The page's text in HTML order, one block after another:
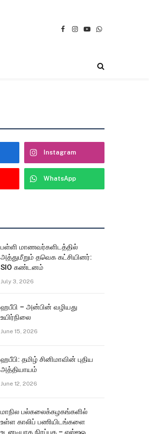
Facebook
Instagram
YouTubeWhatsApp
Instagram
WhatsApp
பள்ளி மாணவர்களிடத்தில்
அத்துமீறும் தவெக கட்சியினர்:
SIO கண்டனம்
July 3, 2026
ஹபீபி – அன்பின் வழியது
உயிர்நிலை
June 15, 2026
ஹபீபி: தமிழ் சினிமாவின் புதிய
அத்தியாயம்
June 12, 2026
மாநில பல்கலைக்கழகங்களில்
உள்ள காலிப் பணியிடங்களை
உடனடியாக நிரப்புக – எஸ்ஐஓ